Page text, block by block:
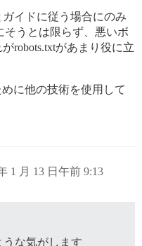
イドに従う場合にのみ
そうとは限らず、悪いボ
robots.txtがあまり役に立
に他の技術を使用して
1 月 13 日午前 9:13
な気がします